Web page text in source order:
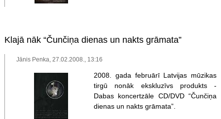
Klajā nāk “Čunčiņa dienas un nakts grāmata”
Jānis Penka, 27.02.2008., 13:16
2008. gada februārī Latvijas mūzikas
tirgū nonāk ekskluzīvs produkts -
Dabas koncertzāle CD/DVD “Čunčiņa
dienas un nakts grāmata”.